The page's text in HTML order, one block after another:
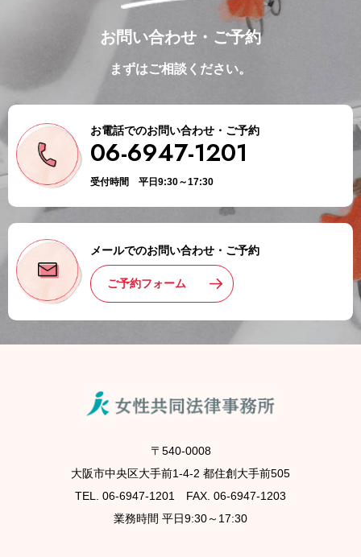
お問い合わせ・ご予約
まずはご相談ください。
お電話でのお問い合わせ・ご予約
06-6947-1201
受付時間 平日9:30～17:30
メールでのお問い合わせ・ご予約
ご予約フォーム
〒540-0008
大阪市中央区大手前1-4-2 都住創大手前505
TEL. 06-6947-1201 FAX. 06-6947-1203
業務時間 平日9:30～17:30